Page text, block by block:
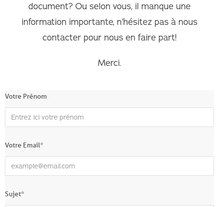
document? Ou selon vous, il manque une
information importante, n’hésitez pas à nous
contacter pour nous en faire part!
Merci.
Votre Prénom
Votre Email*
Sujet*